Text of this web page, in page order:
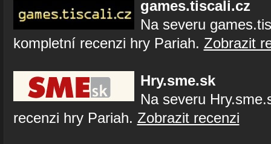
games.tiscali.cz
Na severu
kompletní recenzi hry Pariah. Zobrazit
Hry.sme.sk
Na severu
recenzi hry Pariah. Zobrazit recenzi